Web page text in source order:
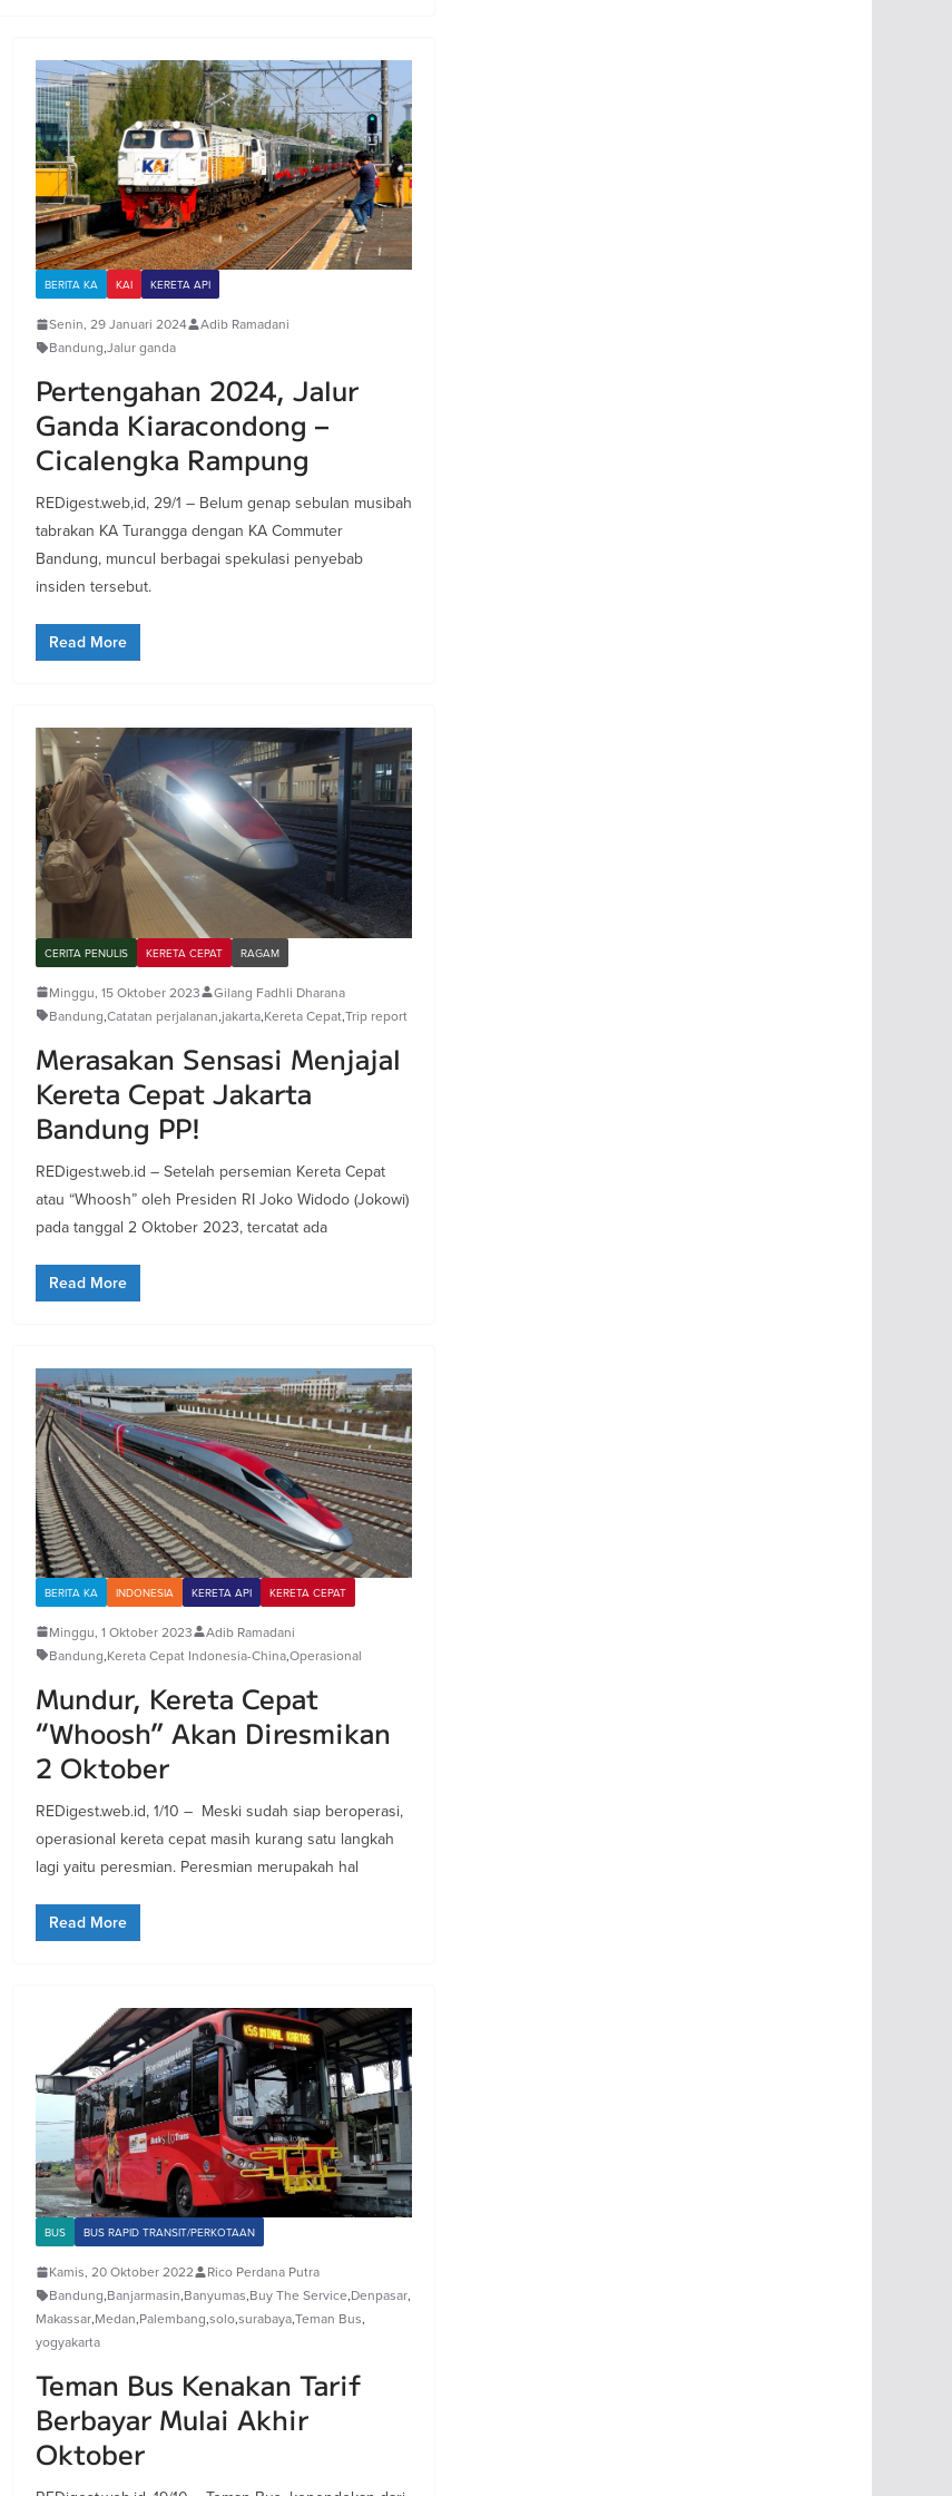
BERITA KA KAI KERETA API
Senin, 29 Januari 2024
Adib Ramadani
Bandung,Jalur ganda
Pertengahan 2024, Jalur
Ganda Kiaracondong –
Cicalengka Rampung
REDigest.web,id, 29/1 – Belum genap sebulan musibah
tabrakan KA Turangga dengan KA Commuter
Bandung, muncul berbagai spekulasi penyebab
insiden tersebut.
Read More
CERITA PENULIS KERETA CEPAT RAGAM
Minggu, 15 Oktober 2023
Gilang Fadhli Dharana
Bandung,Catatan perjalanan,jakarta,Kereta Cepat,Trip report
Merasakan Sensasi Menjajal
Kereta Cepat Jakarta
Bandung PP!
REDigest.web.id – Setelah persemian Kereta Cepat
atau “Whoosh” oleh Presiden RI Joko Widodo (Jokowi)
pada tanggal 2 Oktober 2023, tercatat ada
Read More
BERITA KA INDONESIA KERETA API KERETA CEPAT
Minggu, 1 Oktober 2023
Adib Ramadani
Bandung,Kereta Cepat Indonesia-China,Operasional
Mundur, Kereta Cepat
“Whoosh” Akan Diresmikan
2 Oktober
REDigest.web.id, 1/10 – Meski sudah siap beroperasi,
operasional kereta cepat masih kurang satu langkah
lagi yaitu peresmian. Peresmian merupakah hal
Read More
BUS BUS RAPID TRANSIT/PERKOTAAN
Kamis, 20 Oktober 2022
Rico Perdana Putra
Bandung,Banjarmasin,Banyumas,Buy The Service,Denpasar,
Makassar,Medan,Palembang,solo,surabaya,Teman Bus,
yogyakarta
Teman Bus Kenakan Tarif
Berbayar Mulai Akhir
Oktober